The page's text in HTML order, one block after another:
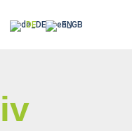
DE EN